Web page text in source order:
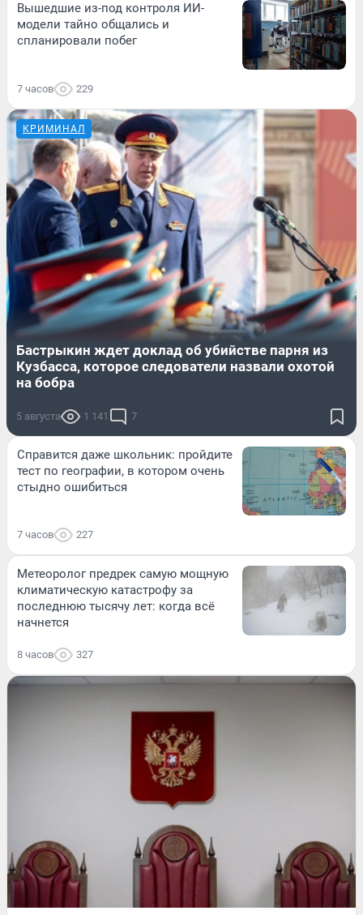
Вышедшие из-под контроля ИИ-
модели тайно общались и
спланировали побег
7 часов 229
КРИМИНАЛ
Бастрыкин ждет доклад об убийстве парня из
Кузбасса, которое следователи назвали охотой
на бобра
5 августа 1 141 7
Справится даже школьник: пройдите
тест по географии, в котором очень
стыдно ошибиться
7 часов 227
Метеоролог предрек самую мощную
климатическую катастрофу за
последнюю тысячу лет: когда всё
начнется
8 часов 327